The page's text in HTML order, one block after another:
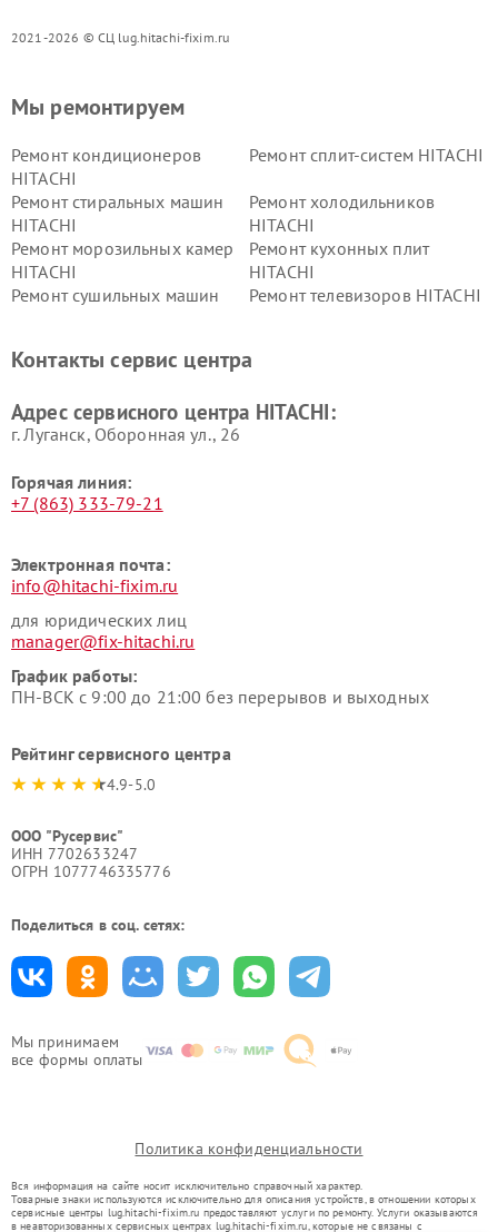
2021-2026 © СЦ lug.hitachi-fixim.ru
Мы принимаем
все формы оплаты
Мы ремонтируем
Ремонт кондиционеров
HITACHI
Ремонт сплит-систем HITACHI
Ремонт стиральных машин
HITACHI
Ремонт холодильников
HITACHI
Ремонт морозильных камер
HITACHI
Ремонт кухонных плит
HITACHI
Ремонт сушильных машин
Ремонт телевизоров HITACHI
данных HITACHI
HITACHI
HITACHI
HITACHI
Контакты сервис центра
Адрес сервисного центра HITACHI:
г. Луганск, Оборонная ул., 26
Горячая линия:
+7 (863) 333-79-21
Электронная почта:
info@hitachi-fixim.ru
для юридических лиц
manager@fix-hitachi.ru
График работы:
ПН-ВСК с 9:00 до 21:00 без перерывов и выходных
Рейтинг сервисного центра
4.9-5.0
ООО "Русервис"
ИНН 7702633247
ОГРН 1077746335776
Поделиться в соц. сетях:
Политика конфиденциальности
Вся информация на сайте носит исключительно справочный характер.
Товарные знаки используются исключительно для описания устройств, в отношении которых
сервисные центры lug.hitachi-fixim.ru предоставляют услуги по ремонту. Услуги оказываются
в неавторизованных сервисных центрах lug.hitachi-fixim.ru, которые не связаны с